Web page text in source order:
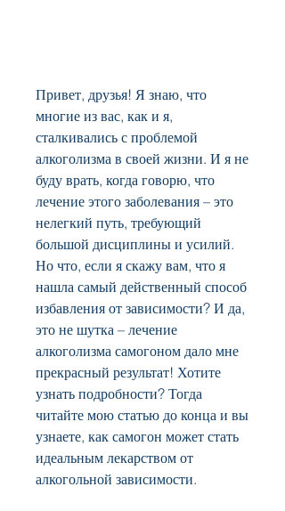
Привет, друзья! Я знаю, что
многие из вас, как и я,
сталкивались с проблемой
алкоголизма в своей жизни. И я не
буду врать, когда говорю, что
лечение этого заболевания – это
нелегкий путь, требующий
большой дисциплины и усилий.
Но что, если я скажу вам, что я
нашла самый действенный способ
избавления от зависимости? И да,
это не шутка – лечение
алкоголизма самогоном дало мне
прекрасный результат! Хотите
узнать подробности? Тогда
читайте мою статью до конца и вы
узнаете, как самогон может стать
идеальным лекарством от
алкогольной зависимости.